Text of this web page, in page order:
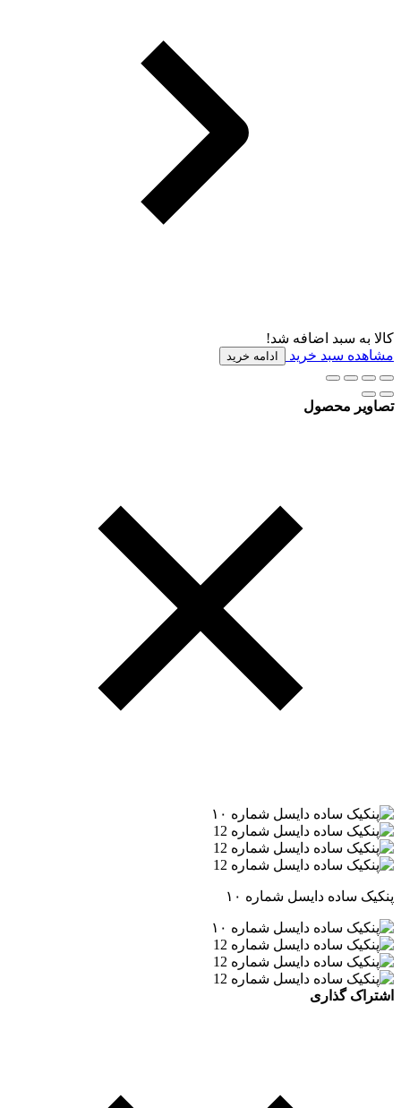
کالا به سبد اضافه شد!
مشاهده سبد خرید
ادامه خرید
تصاویر محصول
پنکیک ساده دایسل شماره ۱۰
اشتراک گذاری